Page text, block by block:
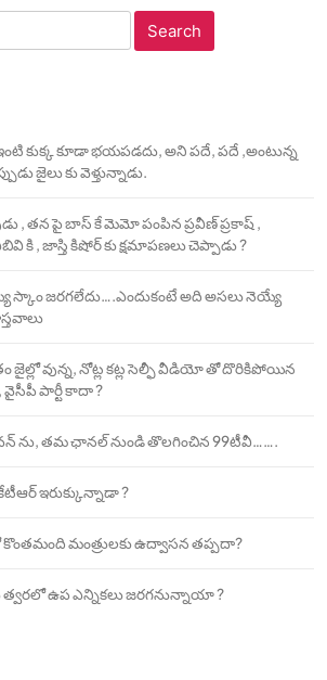
కుక్క కూడా భయపడదు, అని పదే, పదే ,అంటున్న
జైలు కు వెళ్తున్నాడు.
, తన పై బాస్ కే మెమో పంపిన ప్రవీణ్ ప్రకాష్ ,
కి , జాస్తి కిషోర్ కు క్షమాపణలు చెప్పాడు ?
స్కాం జరగలేదు….ఎందుకంటే అది అసలు నెయ్యే
జైల్లో వున్న, నోట్ల కట్ల సెల్ఫీ వీడియో తో దొరికిపోయిన
పార్టీ కాదా ?
ను, తమ ఛానల్ నుండి తొలగించిన 99టీవీ…….
ఇరుక్కున్నాడా ?
మంత్రులకు ఉద్వాసన తప్పదా?
త్వరలో ఉప ఎన్నికలు జరగనున్నాయా ?